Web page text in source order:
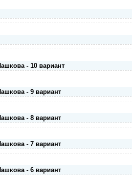
- 10 вариант
- 9 вариант
- 8 вариант
- 7 вариант
- 6 вариант